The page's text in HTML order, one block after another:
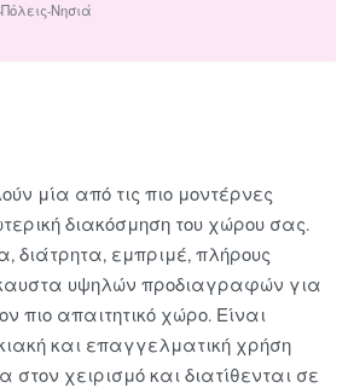
Νησιά
μία από τις πιο μοντέρνες
διακόσμηση του χώρου σας.
διάτρητα, εμπριμέ, πλήρους
υψηλών προδιαγραφών για
πιο απαιτητικό χώρο. Είναι
και επαγγελματική χρήση
στον χειρισμό και διατίθενται σε